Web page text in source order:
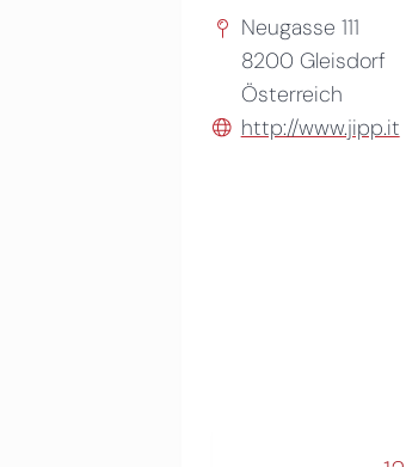
Neugasse 111
8200 Gleisdorf
Österreich
http://www.jipp.it